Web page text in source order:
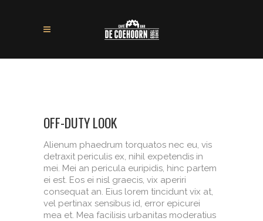
OFF-DUTY LOOK
Alienum phaedrum torquatos nec eu, vis
detraxit periculis ex, nihil expetendis in
mei. Mei an pericula euripidis, hinc partem
ei est. Eos ei nisl graecis, vix aperiri
consequat an. Eius lorem tincidunt vix at,
vel pertinax sensibus id, error epicurei
mea et. Mea facilisis urbanitas moderatius